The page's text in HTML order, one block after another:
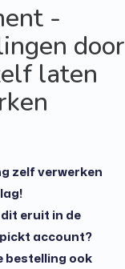
-
door
laten
zelf verwerken
eruit in de
account?
bestelling ook